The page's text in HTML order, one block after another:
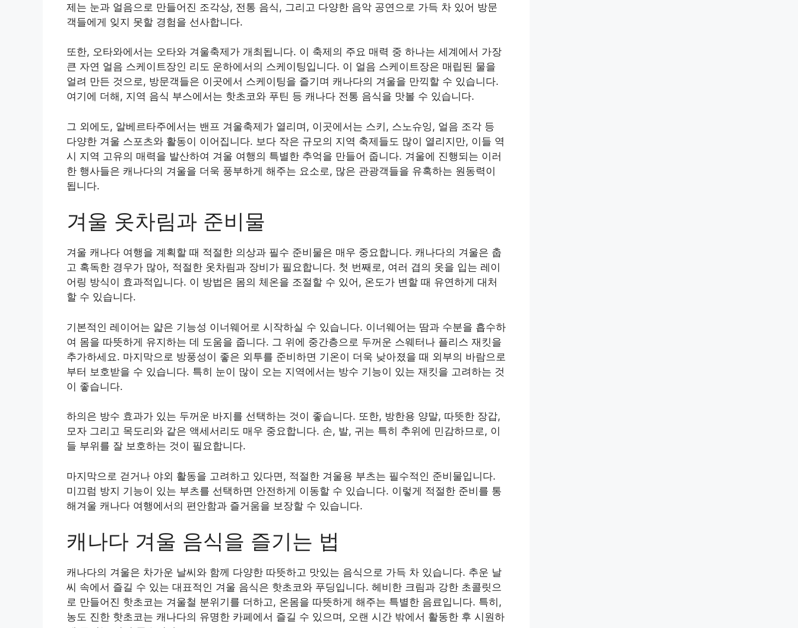
제는 눈과 얼음으로 만들어진 조각상, 전통 음식, 그리고 다양한 음악 공연으로 가득 차 있어 방문
객들에게 잊지 못할 경험을 선사합니다.
또한, 오타와에서는 오타와 겨울축제가 개최됩니다. 이 축제의 주요 매력 중 하나는 세계에서 가장
큰 자연 얼음 스케이트장인 리도 운하에서의 스케이팅입니다. 이 얼음 스케이트장은 매립된 물을
얼려 만든 것으로, 방문객들은 이곳에서 스케이팅을 즐기며 캐나다의 겨울을 만끽할 수 있습니다.
여기에 더해, 지역 음식 부스에서는 핫초코와 푸틴 등 캐나다 전통 음식을 맛볼 수 있습니다.
그 외에도, 알베르타주에서는 밴프 겨울축제가 열리며, 이곳에서는 스키, 스노슈잉, 얼음 조각 등
다양한 겨울 스포츠와 활동이 이어집니다. 보다 작은 규모의 지역 축제들도 많이 열리지만, 이들 역
시 지역 고유의 매력을 발산하여 겨울 여행의 특별한 추억을 만들어 줍니다. 겨울에 진행되는 이러
한 행사들은 캐나다의 겨울을 더욱 풍부하게 해주는 요소로, 많은 관광객들을 유혹하는 원동력이
됩니다.
겨울 옷차림과 준비물
겨울 캐나다 여행을 계획할 때 적절한 의상과 필수 준비물은 매우 중요합니다. 캐나다의 겨울은 춥
고 혹독한 경우가 많아, 적절한 옷차림과 장비가 필요합니다. 첫 번째로, 여러 겹의 옷을 입는 레이
어링 방식이 효과적입니다. 이 방법은 몸의 체온을 조절할 수 있어, 온도가 변할 때 유연하게 대처
할 수 있습니다.
기본적인 레이어는 얇은 기능성 이너웨어로 시작하실 수 있습니다. 이너웨어는 땀과 수분을 흡수하
여 몸을 따뜻하게 유지하는 데 도움을 줍니다. 그 위에 중간층으로 두꺼운 스웨터나 플리스 재킷을
추가하세요. 마지막으로 방풍성이 좋은 외투를 준비하면 기온이 더욱 낮아졌을 때 외부의 바람으로
부터 보호받을 수 있습니다. 특히 눈이 많이 오는 지역에서는 방수 기능이 있는 재킷을 고려하는 것
이 좋습니다.
하의은 방수 효과가 있는 두꺼운 바지를 선택하는 것이 좋습니다. 또한, 방한용 양말, 따뜻한 장갑,
모자 그리고 목도리와 같은 액세서리도 매우 중요합니다. 손, 발, 귀는 특히 추위에 민감하므로, 이
들 부위를 잘 보호하는 것이 필요합니다.
마지막으로 걷거나 야외 활동을 고려하고 있다면, 적절한 겨울용 부츠는 필수적인 준비물입니다.
미끄럼 방지 기능이 있는 부츠를 선택하면 안전하게 이동할 수 있습니다. 이렇게 적절한 준비를 통
해겨울 캐나다 여행에서의 편안함과 즐거움을 보장할 수 있습니다.
캐나다 겨울 음식을 즐기는 법
캐나다의 겨울은 차가운 날씨와 함께 다양한 따뜻하고 맛있는 음식으로 가득 차 있습니다. 추운 날
씨 속에서 즐길 수 있는 대표적인 겨울 음식은 핫초코와 푸딩입니다. 헤비한 크림과 강한 초콜릿으
로 만들어진 핫초코는 겨울철 분위기를 더하고, 온몸을 따뜻하게 해주는 특별한 음료입니다. 특히,
농도 진한 핫초코는 캐나다의 유명한 카페에서 즐길 수 있으며, 오랜 시간 밖에서 활동한 후 시원하